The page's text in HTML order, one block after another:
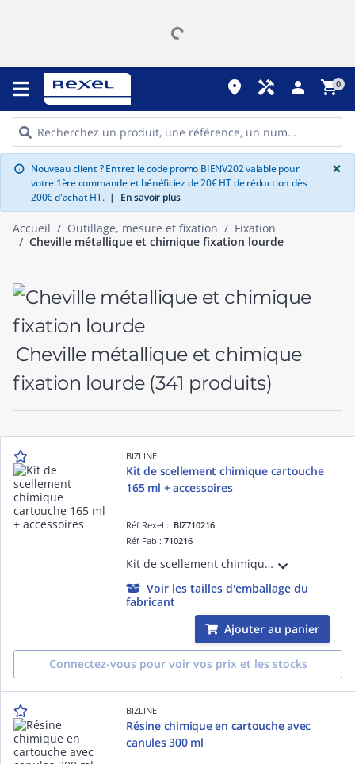
place handyman person shopping_cart0
info Nouveau client ? Entrez le code promo BIENV202 valable pour
votre 1ère commande et bénéficiez de 20€ HT de réduction dès
200€ d'achat HT. | En savoir plus
×
Accueil Outillage, mesure et fixation
Fixation
Cheville métallique et chimique fixation lourde
Cheville métallique et chimique
fixation lourde (341 produits)
BIZLINE
Kit de scellement chimique cartouche
165 ml + accessoires
Réf Rexel : BIZ710216
Réf Fab :710216
Kit de scellement chimique 165 ml composé de 1 cartouche de résine chimique 170 ml, 2 canules, 4 tamis 16 x 85 mm, 4 tiges filetées 10 x 110, 4 écrous plastiques, 4 écrous acier, 4 rondelles acier. Durée de vie : 12 mois.
Voir les tailles d'emballage du
fabricant
Ajouter au panier
Connectez-vous pour voir vos prix et les stocks
BIZLINE
Résine chimique en cartouche avec
canules 300 ml